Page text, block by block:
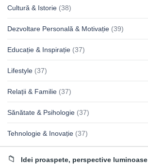
Cultură & Istorie (38)
Dezvoltare Personală & Motivație (39)
Educație & Inspirație (37)
Lifestyle (37)
Relații & Familie (37)
Sănătate & Psihologie (37)
Tehnologie & Inovație (37)
Idei proaspete, perspective luminoase